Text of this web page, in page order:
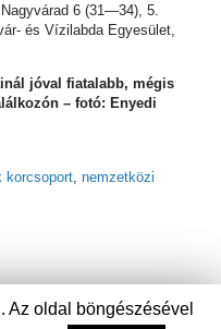
6 (31—34), 5.
és Vízilabda Egyesület,
jóval fiatalabb, mégis
– fotó: Enyedi
korcsoport, nemzetközi
Az oldal böngészésével